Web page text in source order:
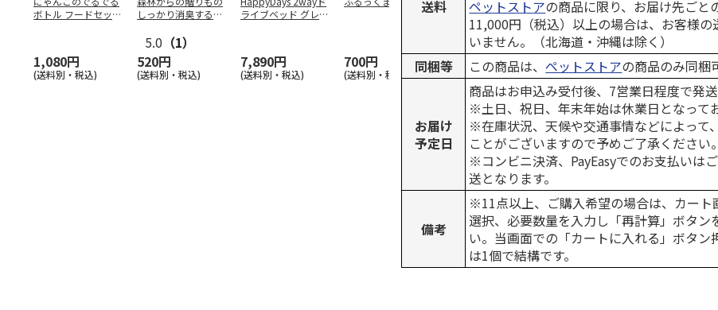
ボトル フードセッ
1,080円
(送料別・税込)
しっかり消臭するひ
5.0 （1）
520円
(送料別・税込)
ライブベッド グレ
7,890円
(送料別・税込)
700円
(送料別・税込)
らない消臭・抗菌サ
ンド 4L
1,320円
(送料別・税込)
をとる砂専用 猫ト
イレ ナチュラルグ
レー
1,550円
(送料別・税込)
ムデンタルコ
ぐるぐるボー
…
470円
(送料別・税込)
送料
ペットストアの商品に限り、お届け先ごと
11,000円（税込）以上の場合は、お客様の
いません。（北海道・沖縄は除く）
同梱等
この商品は、ペットストアの商品のみ同梱
お届け
予定日
商品はお申込み受付後、7営業日程度で発送
※土日、祝日、年末年始は休業日となって
※在庫状況、天候や交通事情などによって
ことがございますので予めご了承ください。
※コンビニ決済、PayEasyでのお支払いは
送となります。
備考
※11点以上、ご購入希望の場合は、カート
選択、必要数量を入力し「再計算」ボタン
い。当画面での「カートに入れる」ボタン
は1個で結構です。